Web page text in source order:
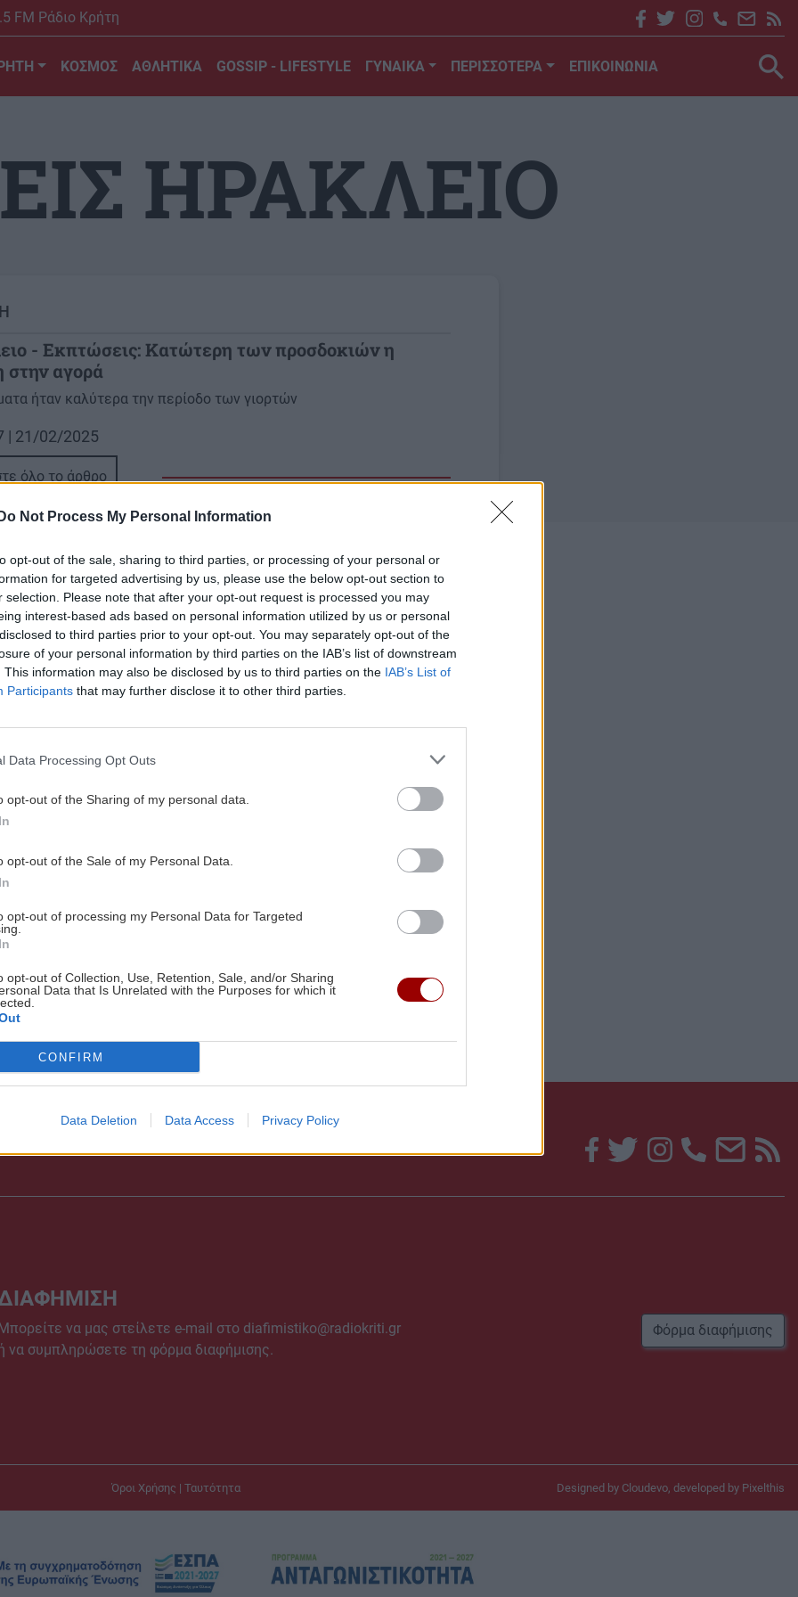
Do Not Process My Personal Information
opt-out of the sale, sharing to third parties, or processing of your personal or
for targeted advertising by us, please use the below opt-out section to
selection. Please note that after your opt-out request is processed you may
interest-based ads based on personal information utilized by us or personal
to third parties prior to your opt-out. You may separately opt-out of the
of your personal information by third parties on the IAB’s list of downstream
This information may also be disclosed by us to third parties on the IAB’s List of
Participants that may further disclose it to other third parties.
Data Processing Opt Outs
opt-out of the Sharing of my personal data.
opt-out of the Sale of my Personal Data.
opt-out of processing my Personal Data for Targeted
opt-out of Collection, Use, Retention, Sale, and/or Sharing
Data that Is Unrelated with the Purposes for which it
CONFIRM
Data Deletion Data Access Privacy Policy
FM Ράδιο Κρήτη
ΚΟΣΜΟΣ ΑΘΛΗΤΙΚΑ GOSSIP - LIFESTYLE ΓΥΝΑΙΚΑ ΠΕΡΙΣΣΟΤΕΡΑ ΕΠΙΚΟΙΝΩΝΙΑ
ΗΡΑΚΛΕΙΟ
- Εκπτώσεις: Κατώτερη των προσδοκιών η
στην αγορά
ήταν καλύτερα την περίοδο των γιορτών
| 21/02/2025
όλο το άρθρο
η κίνηση στην
των
ρυθμούς κινήθηκε η
κατά τη
δεκαημέρου των
05/2014
να μας στείλετε e-mail στο diafimistiko@radiokriti.gr
να συμπληρώσετε τη φόρμα διαφήμισης.
Φόρμα διαφήμισης
Όροι Χρήσης | Ταυτότητα Designed by Cloudevo, developed by Pixelthis